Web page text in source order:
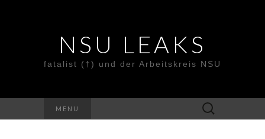
NSU LEAKS
fatalist (†) und der Arbeitskreis NSU
MENU
Suche
nach: